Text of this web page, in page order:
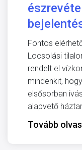
Fontos
Locsolási
rendelt el
mindenkit,
elsősorban
alapvető
Tovább